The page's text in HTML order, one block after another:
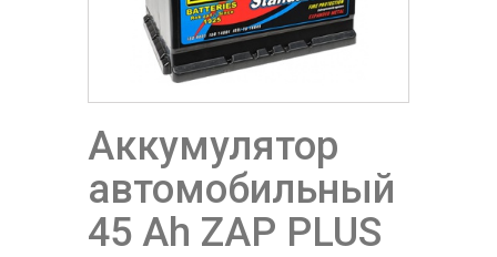
Аккумулятор
автомобильный
45 Ah ZAP PLUS